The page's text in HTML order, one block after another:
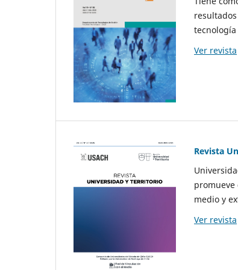
Ver revista
Revista
medio y
Ver revista